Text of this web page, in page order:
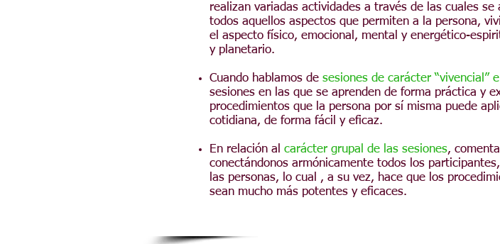
realizan variadas actividades a través de las cuales
todos aquellos aspectos que permiten a la persona,
el aspecto físico, emocional, mental y energético-
y planetario.
Cuando hablamos de sesiones de carácter “vivencial”
sesiones en las que se aprenden de forma práctica y
procedimientos que la persona por sí misma puede
cotidiana, de forma fácil y eficaz.
En relación al carácter grupal de las sesiones,
conectándonos armónicamente todos los
las personas, lo cual , a su vez, hace que los
sean mucho más potentes y eficaces.